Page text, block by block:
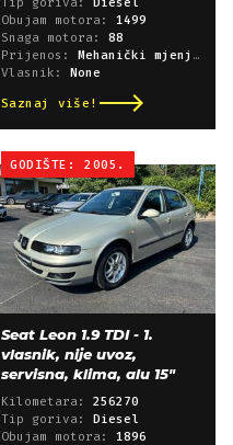
Obujam motora: 1499
Snaga motora: 88
Prijenos: Mehanički mjenjač
Vlasnik: None
Saznaj više!
GODIŠTE: 2005.
Seat Leon 1.9 TDI - 1.
vlasnik, nije uvoz,
servisna, klima, alu 15"
Kilometara: 256270
Tip goriva: Diesel
Obujam motora: 1896